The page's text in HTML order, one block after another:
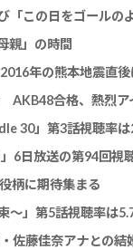
この日をゴールの
親」の時間
30」第3話視聴率は
6日放送の第94回視
柄に期待集まる
～」第5話視聴率は
佐藤佳奈アナとの結